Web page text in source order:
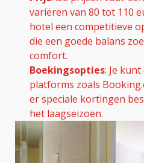
variëren van 80 tot 110
hotel een competitieve
die een goede balans
comfort.
Boekingsopties: Je
platforms zoals
er speciale kortingen
het laagseizoen.